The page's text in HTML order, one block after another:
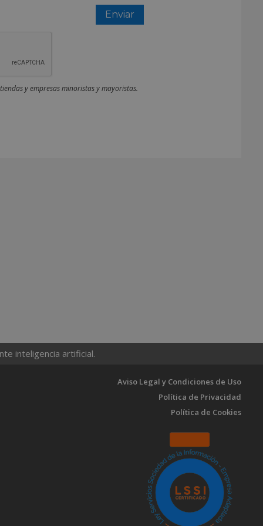
y empresas minoristas y mayoristas.
inteligencia artificial.
Aviso Legal y Condiciones de Uso
Política de Privacidad
Política de Cookies